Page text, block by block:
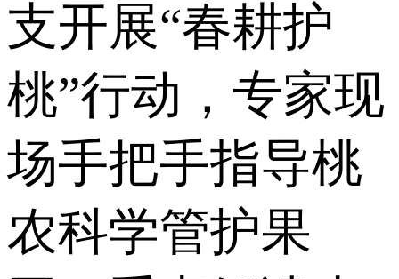
支开展“春耕护
桃”行动，专家现
场手把手指导桃
农科学管护果